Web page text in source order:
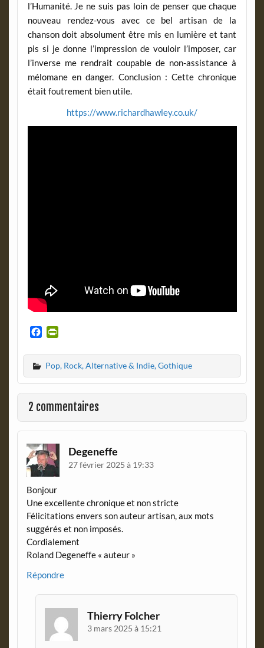
l’Humanité. Je ne suis pas loin de penser que chaque
nouveau rendez-vous avec ce bel artisan de la
chanson doit absolument être mis en lumière et tant
pis si je donne l’impression de vouloir l’imposer, car
l’inverse me rendrait coupable de non-assistance à
mélomane en danger. Conclusion : Cette chronique
était foutrement bien utile.
https://www.richardhawley.co.uk/
c
e
b
o
o
k
i
n
t
F
r
i
l
y
Pop, Rock, Alternative & Indie, Gothique
2 commentaires
Degeneffe
27 février 2025 à 19:33
Bonjour
Une excellente chronique et non stricte
Félicitations envers son auteur artisan, aux mots
suggérés et non imposés.
Cordialement
Roland Degeneffe « auteur »
Répondre
Thierry Folcher
3 mars 2025 à 15:21